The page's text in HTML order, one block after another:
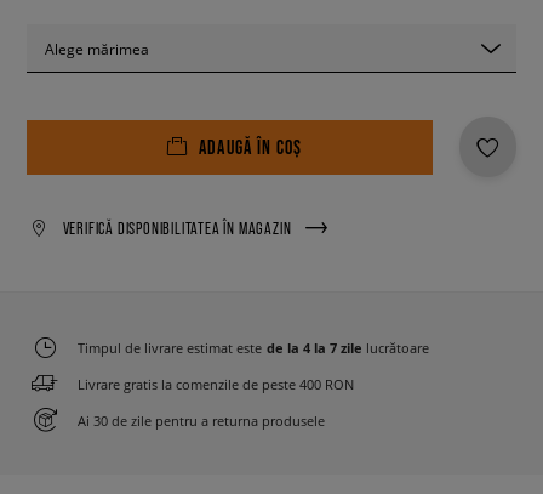
Alege mărimea
ADAUGĂ ÎN COȘ
VERIFICĂ DISPONIBILITATEA ÎN MAGAZIN
Timpul de livrare estimat este de la 4 la 7 zile lucrătoare
Livrare gratis la comenzile de peste 400 RON
Ai 30 de zile pentru a returna produsele